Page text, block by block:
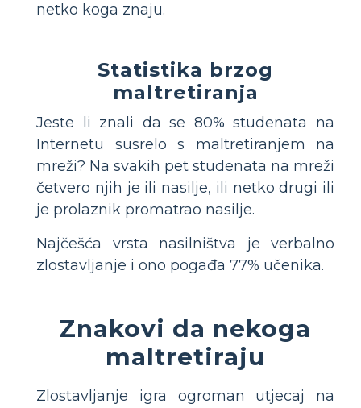
netko koga znaju.
Statistika brzog
maltretiranja
Jeste li znali da se 80% studenata na
Internetu susrelo s maltretiranjem na
mreži? Na svakih pet studenata na mreži
četvero njih je ili nasilje, ili netko drugi ili
je prolaznik promatrao nasilje.
Najčešća vrsta nasilništva je verbalno
zlostavljanje i ono pogađa 77% učenika.
Znakovi da nekoga
maltretiraju
Zlostavljanje igra ogroman utjecaj na